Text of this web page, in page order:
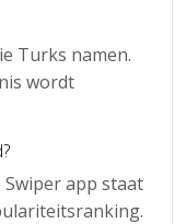
Turks namen.
wordt
Swiper app staat